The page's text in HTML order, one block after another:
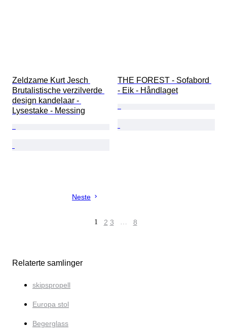
Zeldzame Kurt Jesch
Brutalistische verzilverde
design kandelaar -
Lysestake - Messing
THE FOREST - Sofabord
- Eik - Håndlaget
Neste
1 2 3 … 8
Relaterte samlinger
skipspropell
Europa stol
Begerglass